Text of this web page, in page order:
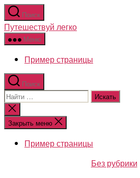
Перейти
к
содержимому
Поиск
Путешествуй легко
Меню
Пример страницы
Поиск
Поиск:
Закрыть
поиск
Закрыть меню
Пример страницы
Рубрики
Без рубрики